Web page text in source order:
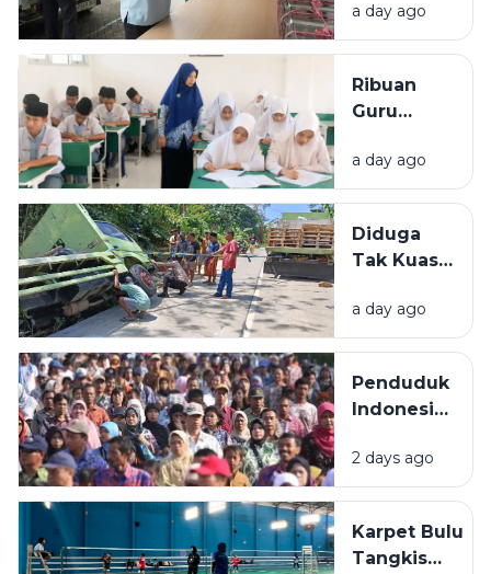
Meninggal
MBG Tidak
Boleh
3 Kg dan
Minyakita
a day ago
Ribuan
Guru
di
Sampang
Kantongi
Sertifikat
a day ago
Diduga
Tak Kuasai
Truk Asal
Surabaya
Selokan di
Sampang
a day ago
Penduduk
Indonesia
290 Juta,
Naik 1,4
2 days ago
Karpet Bulu
Tangkis